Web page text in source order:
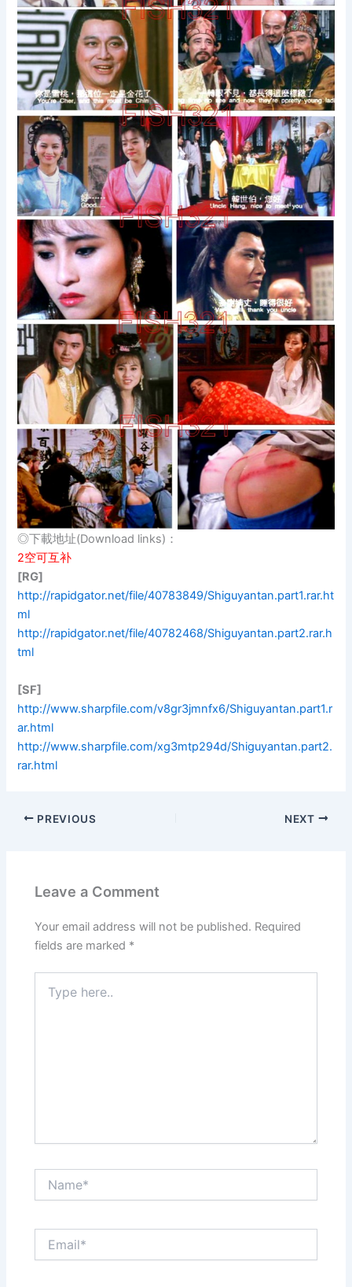
◎下載地址(Download links)：
2空可互补
[RG]
http://rapidgator.net/file/40783849/Shiguyantan.part1.rar.ht
ml
http://rapidgator.net/file/40782468/Shiguyantan.part2.rar.h
tml
[SF]
http://www.sharpfile.com/v8gr3jmnfx6/Shiguyantan.part1.r
ar.html
http://www.sharpfile.com/xg3mtp294d/Shiguyantan.part2.
rar.html
PREVIOUS NEXT
Leave a Comment
Your email address will not be published. Required
fields are marked *
here..